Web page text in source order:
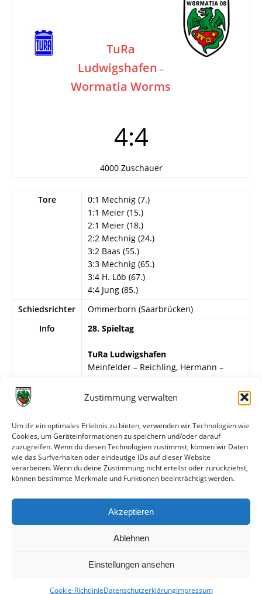
Zustimmung verwalten
Um dir ein optimales Erlebnis zu bieten, verwenden wir Technologien wie
Cookies, um Geräteinformationen zu speichern und/oder darauf
zuzugreifen. Wenn du diesen Technologien zustimmst, können wir Daten
wie das Surfverhalten oder eindeutige IDs auf dieser Website
verarbeiten. Wenn du deine Zustimmung nicht erteilst oder zurückziehst,
können bestimmte Merkmale und Funktionen beeinträchtigt werden.
Akzeptieren
Ablehnen
Einstellungen ansehen
Cookie-RichtlinieDatenschutzerklärungImpressum
TuRa
Ludwigshafen –
Wormatia Worms
4:4
4000 Zuschauer
Tore
0:1 Mechnig (7.)
1:1 Meier (15.)
2:1 Meier (18.)
2:2 Mechnig (24.)
3:2 Baas (55.)
3:3 Mechnig (65.)
3:4 H. Löb (67.)
4:4 Jung (85.)
Schiedsrichter
Ommerborn (Saarbrücken)
Info
28. Spieltag
TuRa Ludwigshafen
Meinfelder – Reichling, Hermann –
Baas, Meier, Albert.
G. Bär – W. Leibfried, Heßler – Hammer,
Selbert, Sehrt – H. Klingler, H. Löb,
Mechnig, Bogert, H. Müller.
Alle bisherigen Partien der beiden Mannschaften
anzeigen